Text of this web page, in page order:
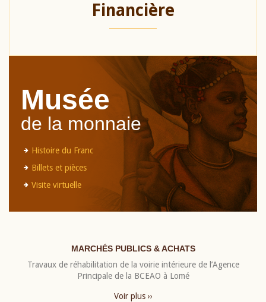
Financière
Musée
de la monnaie
Histoire du Franc
Billets et pièces
Visite virtuelle
MARCHÉS PUBLICS & ACHATS
Travaux de réhabilitation de la voirie intérieure de l’Agence
Principale de la BCEAO à Lomé
Voir plus ››